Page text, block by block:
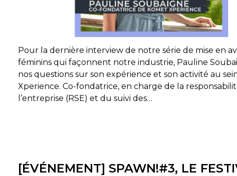
Pour la dernière interview de notre série de mise en
féminins qui façonnent notre industrie, Pauline
nos questions sur son expérience et son activité au
Xperience. Co-fondatrice, en charge de la
l’entreprise (RSE) et du suivi des…
[ÉVÉNEMENT] SPAWN!#3, LE